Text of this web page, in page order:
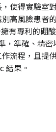
使得實驗室
高風險患者
有專利的硼
，準確、精密
流程，且提
結果。